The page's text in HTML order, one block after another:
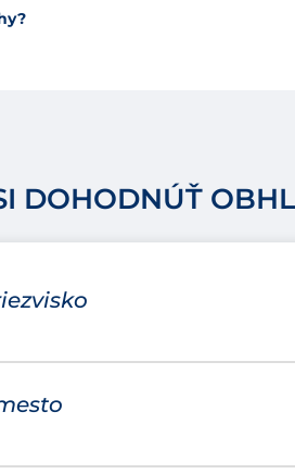
DOHODNÚŤ